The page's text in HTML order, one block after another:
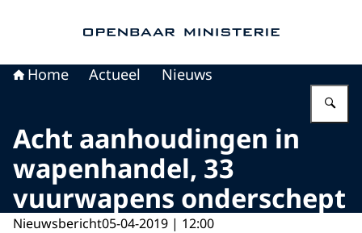
Home Actueel Nieuws
Acht aanhoudingen in
wapenhandel, 33
vuurwapens onderschept
Nieuwsbericht05-04-2019 | 12:00